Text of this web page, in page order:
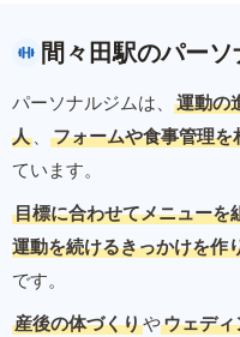
間々田駅のパー
パーソナルジムは、
運動の
人 、 フォームや食事管理
ています。
目標に合わせてメニューを
運動を続けるきっかけを作
です。
産後の体づくりやウェディ